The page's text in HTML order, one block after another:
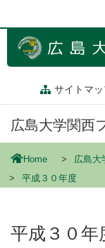
ン
サイトマ
広島大学関西
Home 広島大
平成３０年度
平成３０年